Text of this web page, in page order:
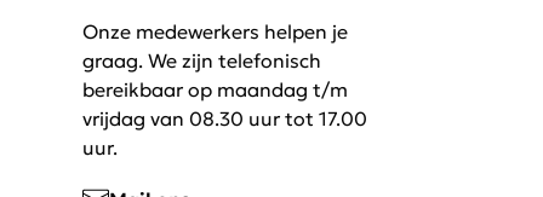
Onze medewerkers helpen je
graag. We zijn telefonisch
bereikbaar op maandag t/m
vrijdag van 08.30 uur tot 17.00
uur.